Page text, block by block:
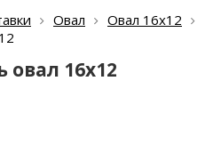
Овал
Овал 16х12
16х12